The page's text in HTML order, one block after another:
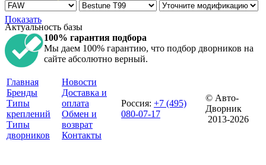
Показать
Актуальность базы
100% гарантия подбора
Мы даем 100% гарантию, что подбор дворников на
сайте абсолютно верный.
Главная
Бренды
Типы
креплений
Типы
дворников
Новости
Доставка и
оплата
Обмен и
возврат
Контакты
Россия: +7 (495)
080-07-17
© Авто-
Дворник
2013-2026